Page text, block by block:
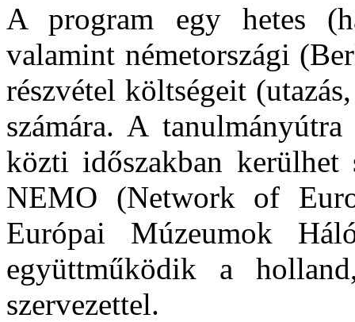
A program egy hetes
valamint németországi
részvétel költségeit
számára. A
közti időszakban
NEMO (Network of
Európai Múzeumok
együttműködik a
szervezettel.